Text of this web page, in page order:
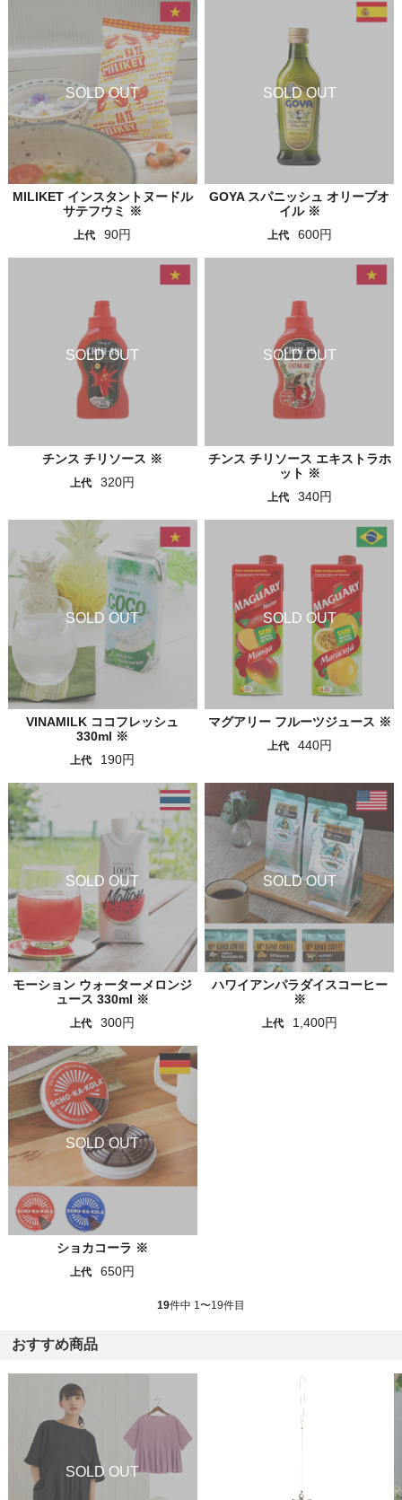
MILIKET インスタントヌードル
サテフウミ ※
上代 90円
GOYA スパニッシュ オリーブオ
イル ※
上代 600円
チンス チリソース ※
上代 320円
チンス チリソース エキストラホ
ット ※
上代 340円
VINAMILK ココフレッシュ
330ml ※
上代 190円
マグアリー フルーツジュース ※
上代 440円
モーション ウォーターメロンジ
ュース 330ml ※
上代 300円
ハワイアンパラダイスコーヒー
※
上代 1,400円
ショカコーラ ※
上代 650円
19件中 1〜19件目
おすすめ商品